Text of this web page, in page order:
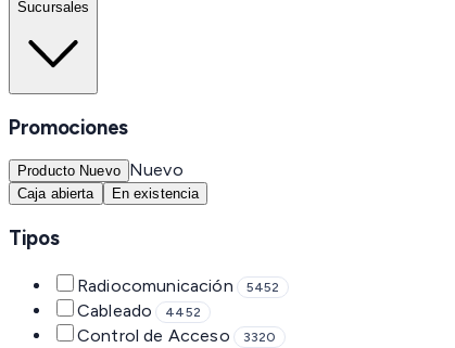
Sucursales
Promociones
Producto Nuevo Nuevo
Caja abierta En existencia
Tipos
Radiocomunicación 5452
Cableado 4452
Control de Acceso 3320